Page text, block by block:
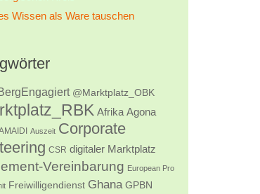
Wissen als Ware tauschen
@Marktplatz_OBK
Afrika Agona
Auszeit Corporate
CSR digitaler Marktplatz
Vereinbarung European Pro
Freiwilligendienst Ghana GPBN